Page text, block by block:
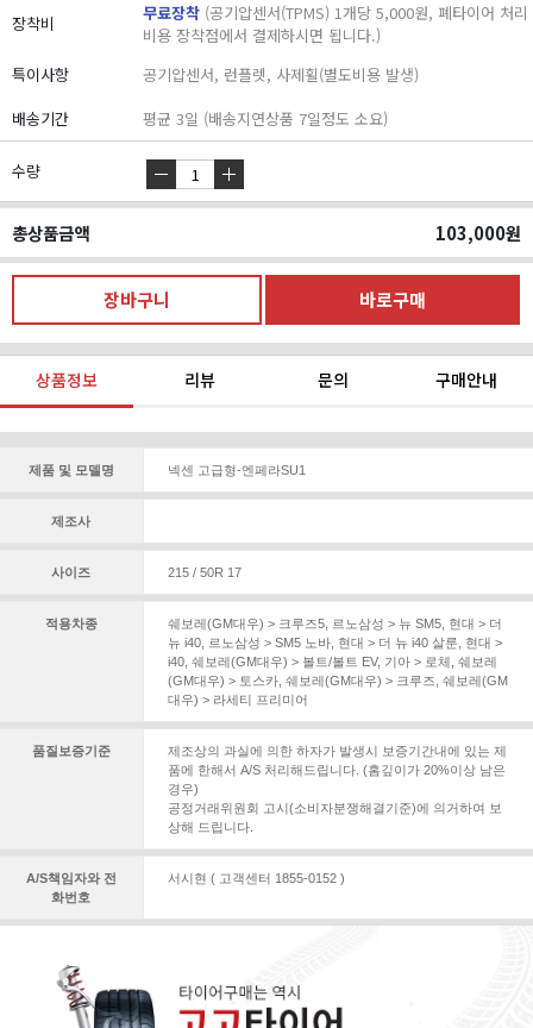
장착비 무료장착 (공기압센서(TPMS) 1개당 5,000원, 폐타이어 처리
비용 장착점에서 결제하시면 됩니다.)
특이사항
공기압센서, 런플렛, 사제휠(별도비용 발생)
배송기간
평균 3일 (배송지연상품 7일정도 소요)
수량
총상품금액 103,000원
상품정보 리뷰 문의 구매안내
제품 및 모델명 넥센 고급형-엔페라SU1
제조사
사이즈 215 / 50R 17
적용차종 쉐보레(GM대우) > 크루즈5, 르노삼성 > 뉴 SM5, 현대 > 더
뉴 i40, 르노삼성 > SM5 노바, 현대 > 더 뉴 i40 살룬
현대 >
i40, 쉐보레(GM대우) > 볼트/볼트 EV, 기아 > 로체 쉐보레
(GM대우) > 토스카, 쉐보레(GM대우) > 크루즈 쉐보레(GM
대우) > 라세티 프리미어
품질보증기준
제조상의 과실에 의한 하자가 발생시 보증기간내에 있는 제
품에 한해서 A/S 처리해드립니다. (홈깊이가 20%이상 남은
경우)
공정거래위원회 고시(소비자분쟁해결기준)에 의거하여 보
상해 드립니다.
A/S책임자와 전
화번호
서시현 ( 고객센터 1855-0152 )